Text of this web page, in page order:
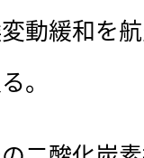
動緩和を
。